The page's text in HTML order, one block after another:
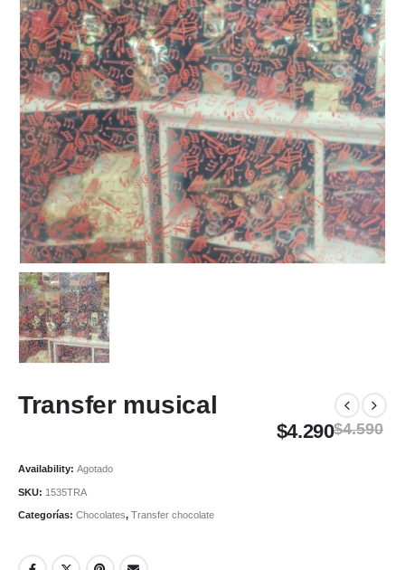
Transfer musical
$4.590
$4.290
Availability: Agotado
SKU: 1535TRA
Categorías: Chocolates, Transfer chocolate